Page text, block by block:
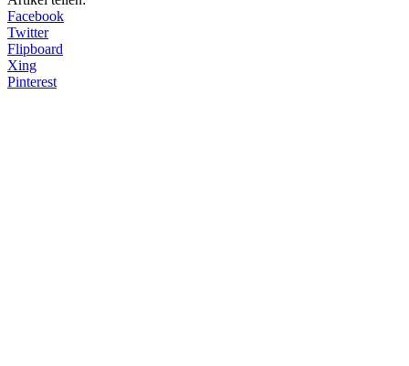
Facebook
Twitter
Flipboard
Xing
Pinterest